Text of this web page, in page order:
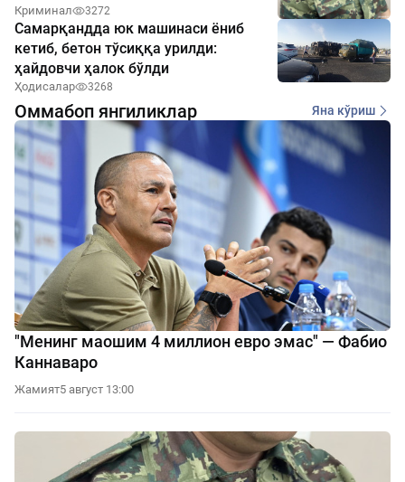
Криминал 3272
Самарқандда юк машинаси ёниб
кетиб, бетон тўсиққа урилди:
ҳайдовчи ҳалок бўлди
Ҳодисалар 3268
Оммабоп янгиликлар Яна кўриш
"Менинг маошим 4 миллион евро эмас" — Фабио
Каннаваро
Жамият5 август 13:00